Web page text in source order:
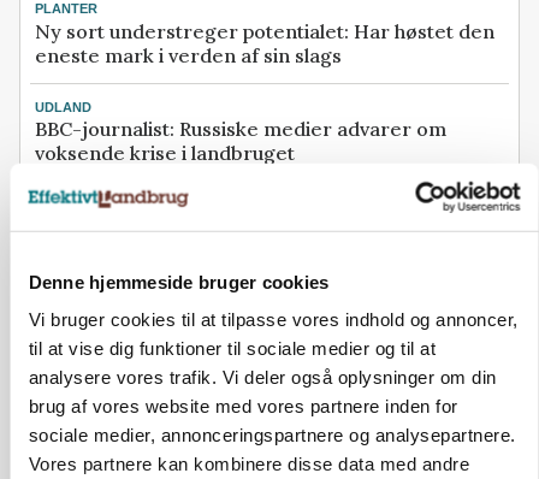
Denne hjemmeside bruger cookies
Vi bruger cookies til at tilpasse vores indhold og annoncer,
til at vise dig funktioner til sociale medier og til at
analysere vores trafik. Vi deler også oplysninger om din
brug af vores website med vores partnere inden for
sociale medier, annonceringspartnere og analysepartnere.
Vores partnere kan kombinere disse data med andre
PLANTER
Ny sort understreger potentialet: Har høstet den
eneste mark i verden af sin slags
UDLAND
BBC-journalist: Russiske medier advarer om
voksende krise i landbruget
112
Beboere måtte evakueres: Defekt halmpresser
Ødelagt udstyr og overskårne fortøjninger: Nu
kræver branchen handling
BUSINESS
Søren Rasmussen-ejet halmselskab henter ny
topchef hos Tican